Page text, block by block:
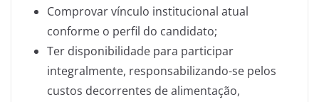
Comprovar vínculo institucional atual
conforme o perfil do candidato;
Ter disponibilidade para participar
integralmente, responsabilizando-se pelos
custos decorrentes de alimentação,